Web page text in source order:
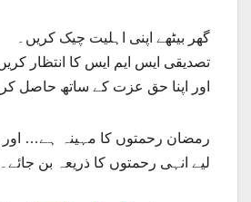
گھر بیٹھے اپنی اہلیت چیک کریں۔
تصدیقی ایس ایم ایس کا انتظار
اور اپنا حق عزت کے ساتھ حاصل
رمضان رحمتوں کا مہینہ ہے… اور
لیے انہی رحمتوں کا ذریعہ بن جائے۔